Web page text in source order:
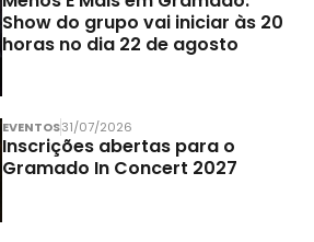
Show do grupo vai iniciar às 20
horas no dia 22 de agosto
EVENTOS31/07/2026
Inscrições abertas para o
Gramado In Concert 2027